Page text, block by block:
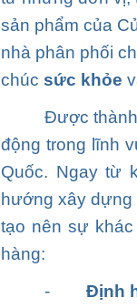
sản phẩm của
nhà phân phối
chúc sức khỏe
Được
động trong lĩnh
Quốc. Ngay từ
hướng xây dựng
tạo nên sự
hàng:
-
Định